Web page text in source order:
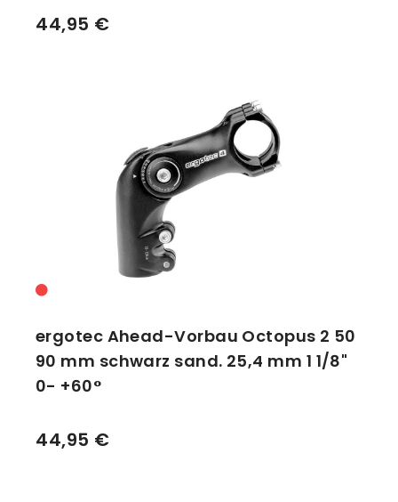
44,95 €
ergotec Ahead-Vorbau Octopus 2 50
90 mm schwarz sand. 25,4 mm 1 1/8"
0- +60°
44,95 €